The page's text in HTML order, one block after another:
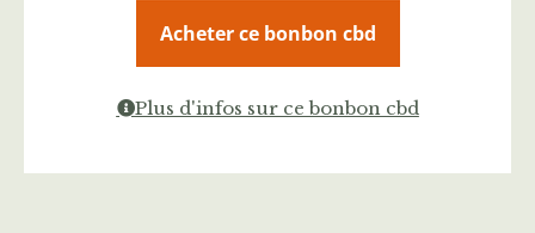
Acheter ce bonbon cbd
Plus d'infos sur ce bonbon cbd